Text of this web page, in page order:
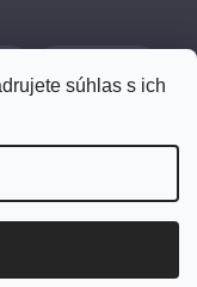
súhlas s ich
cookies